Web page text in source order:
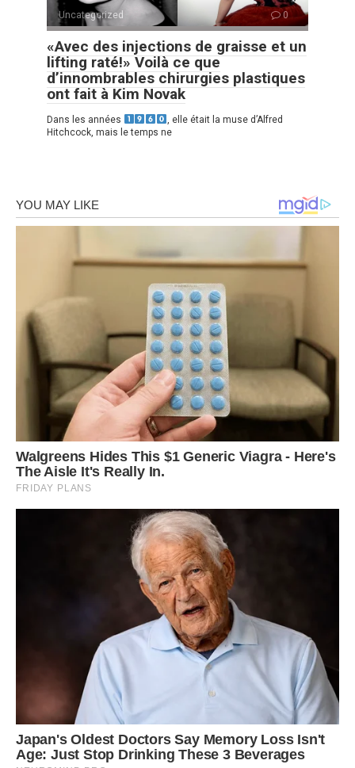
Uncategorized 0
«Avec des injections de graisse et un
lifting raté!» Voilà ce que
d’innombrables chirurgies plastiques
ont fait à Kim Novak
Dans les années
, elle était la muse d’Alfred
Hitchcock, mais le temps ne